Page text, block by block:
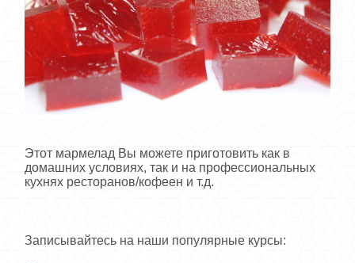
Этот мармелад Вы можете приготовить как в
домашних условиях, так и на профессиональных
кухнях ресторанов/кофеен и т.д.
Записывайтесь на наши популярные курсы: